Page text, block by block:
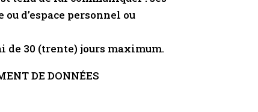
d’espace personnel ou
de 30 (trente) jours maximum.
DE DONNÉES